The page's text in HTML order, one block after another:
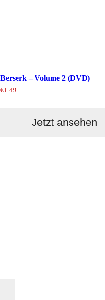
Berserk – Volume 2 (DVD)
€1.49
Jetzt ansehen